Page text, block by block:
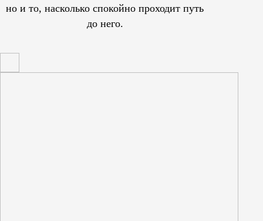
но и то, насколько спокойно проходит путь
до него.